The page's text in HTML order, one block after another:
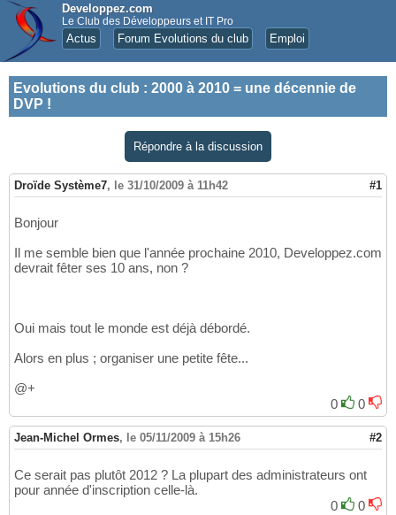
Developpez.com
Le Club des Développeurs et IT Pro
Actus Forum Evolutions du club Emploi
Evolutions du club : 2000 à 2010 = une décennie de
DVP !
Répondre à la discussion
Droïde Système7, le 31/10/2009 à 11h42 #1
Bonjour
Il me semble bien que l'année prochaine 2010, Developpez.com
devrait fêter ses 10 ans, non ?
Oui mais tout le monde est déjà débordé.
Alors en plus ; organiser une petite fête...
@+
0
0
Jean-Michel Ormes, le 05/11/2009 à 15h26 #2
Ce serait pas plutôt 2012 ? La plupart des administrateurs ont
pour année d'inscription celle-là.
0
0